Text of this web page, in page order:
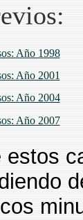
Año 1998
Año 2001
Año 2004
Año 2007
estos